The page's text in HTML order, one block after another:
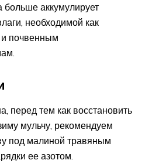
больше аккумулирует
необходимой как
и почвенным
перед тем как восстановить
мульчу, рекомендуем
под малиной травяным
ее азотом.